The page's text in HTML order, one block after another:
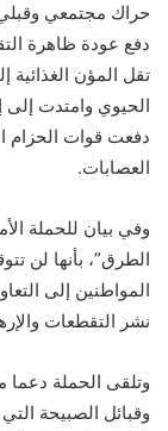
حراك مجتمعي
دفع عودة ظاهرة
تقل المؤن الغذائية
الحيوي وامتدت إلى
دفعت قوات الحزام
العصابات.
وفي بيان للحملة
الطرق”، بأنها لن
المواطنين إلى
نشر التقطعات
وتلقى الحملة دعما
وقبائل الصبيحة